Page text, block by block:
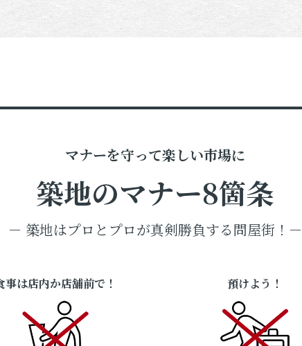
マナーを守って楽しい市場に
築地のマナー8箇条
－ 築地はプロとプロが真剣勝負する問屋街！－
事は店内か店舗前で！ 預けよう！